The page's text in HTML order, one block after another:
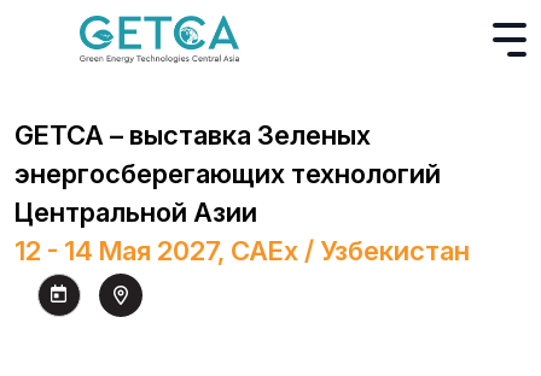
GETCA – выставка Зеленых
энергосберегающих технологий
Центральной Азии
12 - 14 Мая 2027, CAEx / Узбекистан